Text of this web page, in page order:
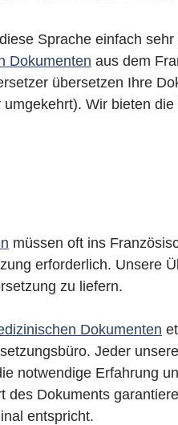
Sprache einfach
Dokumenten aus dem
übersetzen Ihre
Wir bieten
müssen oft ins
erforderlich. Unsere
zu liefern.
Dokumenten
Jeder
notwendige Erfahrung
Dokuments
entspricht.